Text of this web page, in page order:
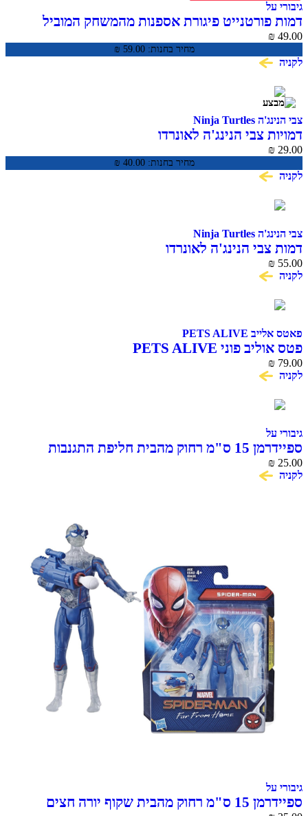
גיבורי על
דמות פורטנייט פיגורת אספנות מהמשחק המוביל
Frozen Fishstick Fortnite
מחיר בחנות: ₪ 59.00
₪ 49.00
לקניה
צבי הנינג'ה Ninja Turtles
דמויות צבי הנינג'ה לאונרדו
מחיר בחנות: ₪ 40.00
₪ 29.00
לקניה
צבי הנינג'ה Ninja Turtles
דמות צבי הנינג'ה לאונרדו
₪ 55.00
לקניה
פאטס אלייב PETS ALIVE
פטס אוליב פוני PETS ALIVE
₪ 79.00
לקניה
גיבורי על
ספיידרמן 15 ס"מ רחוק מהבית חליפת התגנבות
SPIDER MAN
₪ 25.00
לקניה
גיבורי על
ספיידרמן 15 ס"מ רחוק מהבית שקוף יורה חצים